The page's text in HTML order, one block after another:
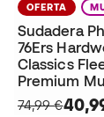
OFERTA
Sudadera
76Ers
Classics
Premium
74,99 €